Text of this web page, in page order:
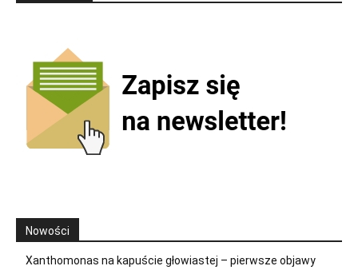
Nowości
Xanthomonas na kapuście głowiastej – pierwsze objawy